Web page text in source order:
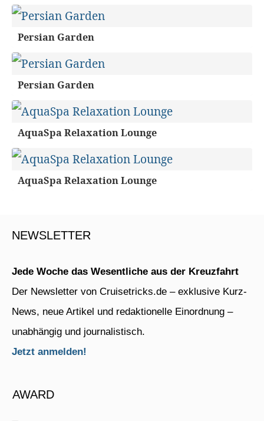
Persian Garden
Persian Garden
AquaSpa Relaxation Lounge
AquaSpa Relaxation Lounge
NEWSLETTER
Jede Woche das Wesentliche aus der Kreuzfahrt
Der Newsletter von Cruisetricks.de – exklusive Kurz-
News, neue Artikel und redaktionelle Einordnung –
unabhängig und journalistisch.
Jetzt anmelden!
AWARD